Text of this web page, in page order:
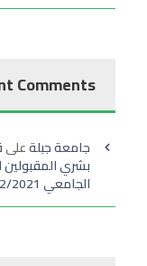
Comments
جامعة جبلةعلى
بشري المقبولين
الجامعي 2022/2021م